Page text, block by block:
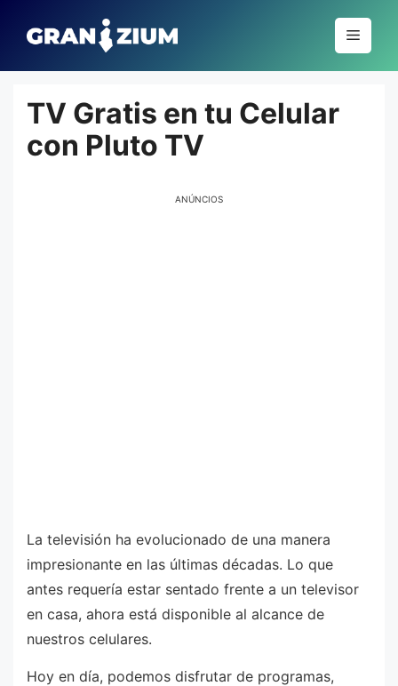
para
conteúdo
Menu
TV Gratis en tu Celular
con Pluto TV
ANÚNCIOS
La televisión ha evolucionado de una manera
impresionante en las últimas décadas. Lo que
antes requería estar sentado frente a un televisor
en casa, ahora está disponible al alcance de
nuestros celulares.
Hoy en día, podemos disfrutar de programas,